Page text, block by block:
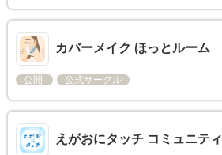
カバーメイク ほっとルーム
公開 公式サークル
えがおにタッチ コミュニティ